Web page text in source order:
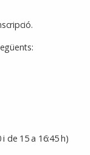
de 15 a 16:45 h)